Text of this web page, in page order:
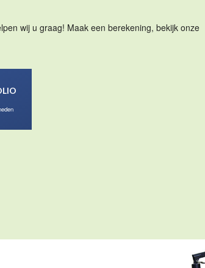
wij u graag! Maak een berekening, bekijk onze